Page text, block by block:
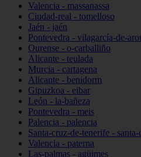
Valencia - massanassa
Ciudad-real - tomelloso
Jaén - jaén
Pontevedra - vilagarcía-de-
Ourense - o-carballiño
Alicante - teulada
Murcia - cartagena
Alicante - benidorm
Gipuzkoa - eibar
León - la-bañeza
Pontevedra - meis
Palencia - palencia
Santa-cruz-de-tenerife -
Valencia - paterna
Las-palmas - agüimes